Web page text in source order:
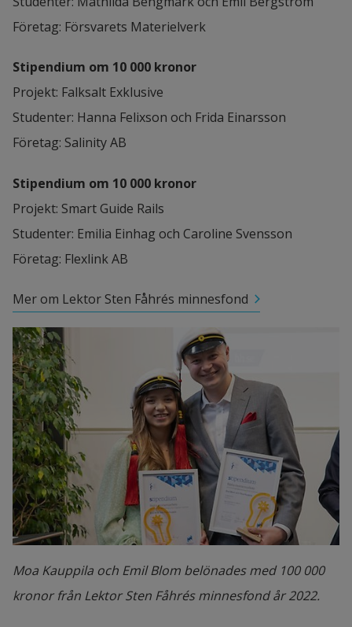
Företag: Försvarets Materielverk
Stipendium om 10 000 kronor
Projekt: Falksalt Exklusive
Studenter: Hanna Felixson och Frida Einarsson
Företag: Salinity AB
Stipendium om 10 000 kronor
Projekt: Smart Guide Rails
Studenter: Emilia Einhag och Caroline Svensson
Företag: Flexlink AB
Mer om Lektor Sten Fåhrés minnesfond
Moa Kauppila och Emil Blom belönades med 100 000
kronor från Lektor Sten Fåhrés minnesfond år 2022.